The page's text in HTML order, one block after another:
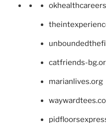
catfriends-
marianlives.org